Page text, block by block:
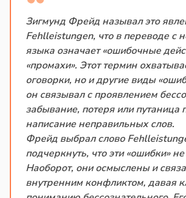
Зигмунд Фрейд называл это
Fehlleistungen, что в переводе с
языка означает «ошибочные
«промахи». Этот термин
оговорки, но и другие виды
он связывал с проявлением
забывание, потеря или путаница
написание неправильных слов.
Фрейд выбрал слово
подчеркнуть, что эти «ошибки»
Наоборот, они осмыслены и
внутренним конфликтом, давая